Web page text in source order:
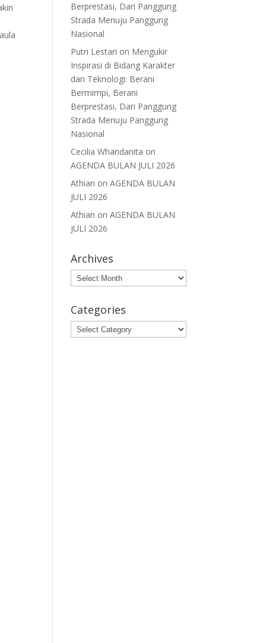
Berprestasi, Dari Panggung
Strada Menuju Panggung
Nasional
Putri Lestari on Mengukir
Inspirasi di Bidang Karakter
dan Teknologi: Berani
Bermimpi, Berani
Berprestasi, Dari Panggung
Strada Menuju Panggung
Nasional
Cecilia Whandanita on
AGENDA BULAN JULI 2026
Athian onAGENDA BULAN
JULI 2026
Athian onAGENDA BULAN
JULI 2026
Archives
Archives
Categories
Categories